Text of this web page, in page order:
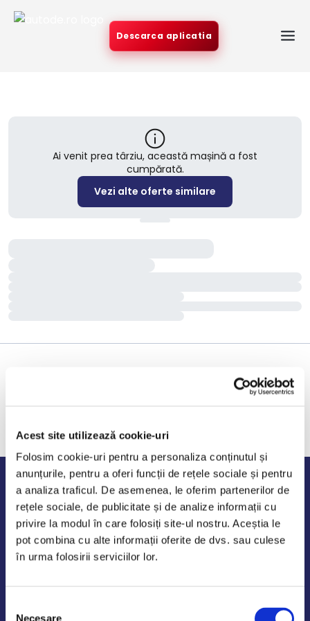
Acest site utilizează cookie-uri
Folosim cookie-uri pentru a personaliza conținutul și
anunțurile, pentru a oferi funcții de rețele sociale și pentru
a analiza traficul. De asemenea, le oferim partenerilor de
rețele sociale, de publicitate și de analize informații cu
privire la modul în care folosiți site-ul nostru. Aceștia le
pot combina cu alte informații oferite de dvs. sau culese
în urma folosirii serviciilor lor.
Necesare
Descarca aplicatia
Ai venit prea târziu, această mașină a fost
cumpărată.
Vezi alte oferte similare
Program de lucru
Luni - Vineri: 09:00-18:00
Sambata - Duminica: 10:00-14:00